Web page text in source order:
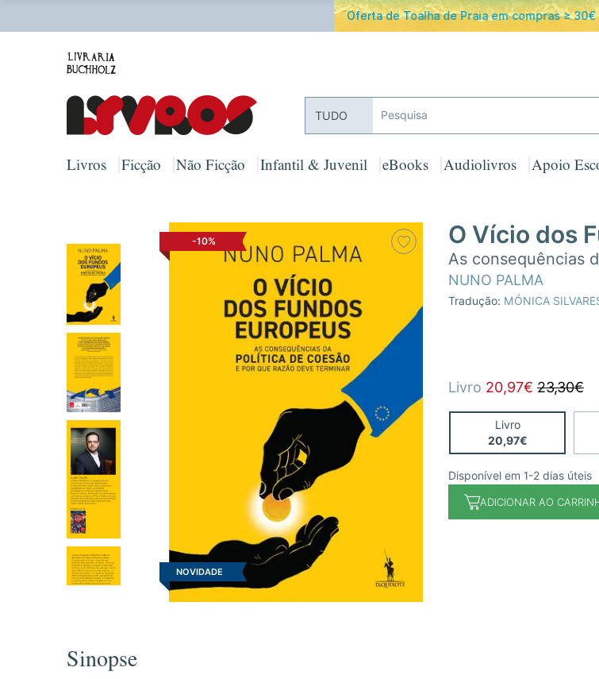
Oferta de Toalha de Praia em compras ≥
TUDO
Livros Ficção Não Ficção Infantil & Juvenil eBooks Audiolivros Apoio
O Vício dos
As consequências
NUNO PALMA
Tradução: MÓNICA
-10%
NOVIDADE
Livro 20,97€ 23,30€
Livro
20,97€
Disponível em 1-2 dias úteis
ADICIONAR AO
Sinopse